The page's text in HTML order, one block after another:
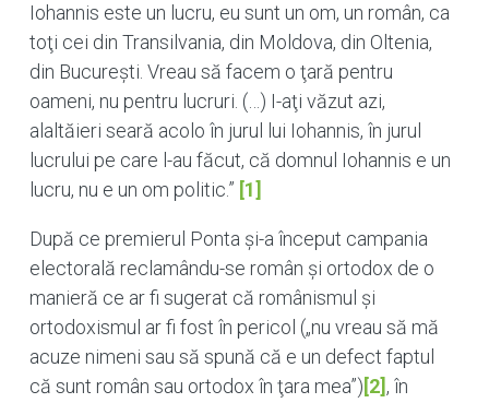
Iohannis este un lucru, eu sunt un om, un român, ca
toţi cei din Transilvania, din Moldova, din Oltenia,
din Bucureşti. Vreau să facem o ţară pentru
oameni, nu pentru lucruri. (…) I-aţi văzut azi,
alaltăieri seară acolo în jurul lui Iohannis, în jurul
lucrului pe care l-au făcut, că domnul Iohannis e un
lucru, nu e un om politic.” [1]
După ce premierul Ponta şi-a început campania
electorală reclamându-se român şi ortodox de o
manieră ce ar fi sugerat că românismul şi
ortodoxismul ar fi fost în pericol („nu vreau să mă
acuze nimeni sau să spună că e un defect faptul
că sunt român sau ortodox în ţara mea”)[2] , în